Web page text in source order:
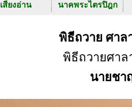
เสียงอ่าน นาคพระไตรปิฎก
พิธีถวาย ศาล
พิธีถวายศาล
นายชา